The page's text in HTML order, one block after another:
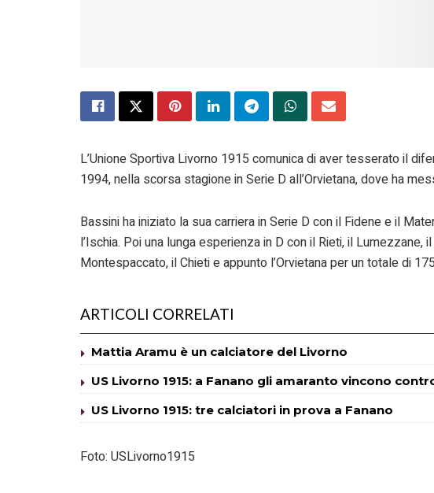
L’Unione Sportiva Livorno 1915 comunica di aver tesserato il
1994, nella scorsa stagione in Serie D all’Orvietana, dove ha
Bassini ha iniziato la sua carriera in Serie D con il Fidene e il
l’Ischia. Poi una lunga esperienza in D con il Rieti, il Lumezzane,
Montespaccato, il Chieti e appunto l’Orvietana per un totale di
ARTICOLI CORRELATI
Mattia Aramu è un calciatore del Livorno
US Livorno 1915: a Fanano gli amaranto vincono
US Livorno 1915: tre calciatori in prova a Fanano
Foto: USLivorno1915